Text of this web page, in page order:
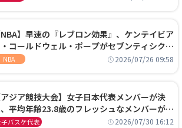
NBA】早速の『レブロン効果』、ケンテイビア
コールドウェル・ポープがセブンティシクサ
に1年契約で加入
NBA 2026/07/26 09:58
アジア競技大会】女子日本代表メンバーが決
平均年齢23.8歳のフレッシュなメンバーが日
催の大舞台で頂点を狙う
バスケ代表 2026/07/30 16:12